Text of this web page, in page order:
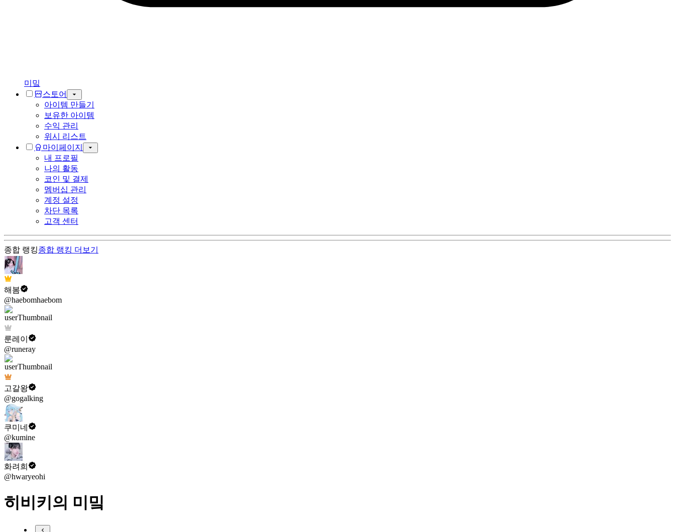
미밐
스토어
아이템 만들기
보유한 아이템
수익 관리
위시 리스트
마이페이지
내 프로필
나의 활동
코인 및 결제
멤버십 관리
계정 설정
차단 목록
고객 센터
종합 랭킹종합 랭킹 더보기
해봄
@haebomhaebom
룬레이
@runeray
고갈왕
@gogalking
쿠미네
@kumine
화려희
@hwaryeohi
히비키의 미밐